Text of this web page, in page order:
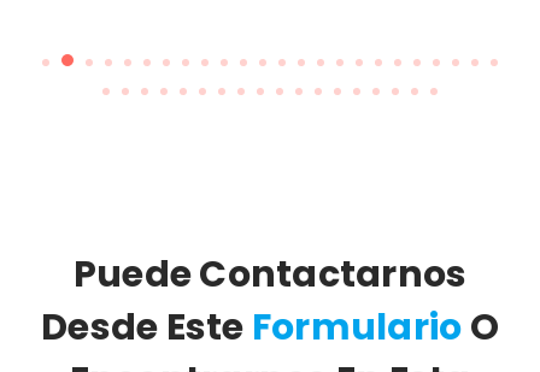
Informe de Inflación
Puede Contactarnos
Desde Este FormularioO